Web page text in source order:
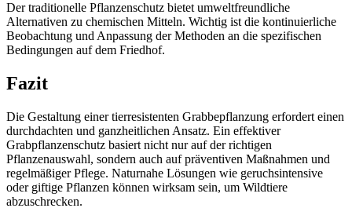
Der traditionelle Pflanzenschutz bietet umweltfreundliche
Alternativen zu chemischen Mitteln. Wichtig ist die kontinuierliche
Beobachtung und Anpassung der Methoden an die spezifischen
Bedingungen auf dem Friedhof.
Fazit
Die Gestaltung einer tierresistenten Grabbepflanzung erfordert einen
durchdachten und ganzheitlichen Ansatz. Ein effektiver
Grabpflanzenschutz basiert nicht nur auf der richtigen
Pflanzenauswahl, sondern auch auf präventiven Maßnahmen und
regelmäßiger Pflege. Naturnahe Lösungen wie geruchsintensive
oder giftige Pflanzen können wirksam sein, um Wildtiere
abzuschrecken.